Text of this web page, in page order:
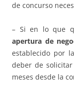
de concurso
– Si en lo que
apertura de
establecido por
deber de
meses desde la